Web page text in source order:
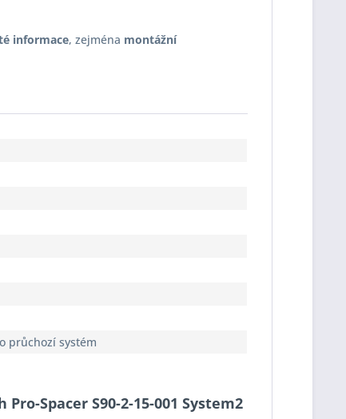
informace, zejména montážní
průchozí systém
Spacer S90-2-15-001 System2